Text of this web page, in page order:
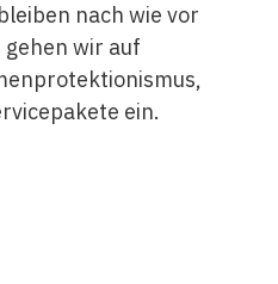
nach wie vor
wir auf
ein.